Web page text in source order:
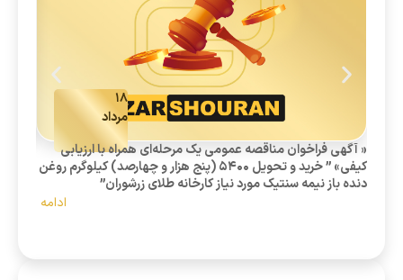
۱۸
مرداد
« آگهی فراخوان مناقصه عمومی یک مرحله‌ای همراه با ارزیابی
کیفی» ” خرید و تحویل 5400 (پنج هزار و چهارصد) کیلوگرم روغن
دنده باز نیمه سنتیک مورد نیاز کارخانه طلای زرشوران”
ادامه